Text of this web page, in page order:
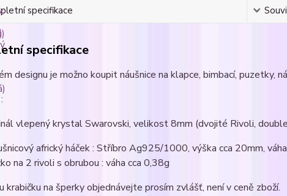
specifikace
specifikace
designu je možno koupit náušnice na klapce, bimbací, puzetky,
vlepený krystal Swarovski, velikost 8mm (dvojité Rivoli,
africký háček : Stříbro Ag925/1000, výška cca 20mm,
na 2 rivoli s obrubou : váha cca 0,38g
krabičku na šperky objednávejte prosím zvlášť, není v ceně zboží.